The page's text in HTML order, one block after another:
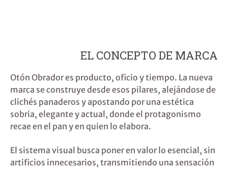
EL CONCEPTO DE MARCA
Otón Obrador es producto, oficio y tiempo. La nueva
marca se construye desde esos pilares, alejándose de
clichés panaderos y apostando por una estética
sobria, elegante y actual , donde el protagonismo
recae en el pan y en quien lo elabora.
El sistema visual busca poner en valor lo esencial , sin
artificios innecesarios, transmitiendo una sensación